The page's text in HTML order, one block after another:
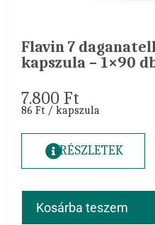
Flavin 7
kapszula – 1×90
7.800 Ft
86 Ft / kapszula
RÉSZLETEK
Kosárba teszem